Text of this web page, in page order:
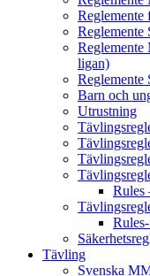
Reglemente
Reglemente
ligan)
Barn och
Utrustning
Rules
Tävling
Svenska